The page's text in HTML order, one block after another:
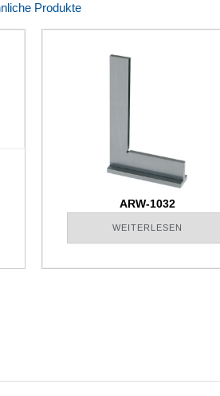
Produkte
ARW-1032
WEITERLESEN